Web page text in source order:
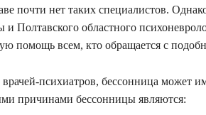
почти нет таких специалистов.
Полтавского областного
помощь всем, кто обращается с
психиатров, бессонница может
причинами бессонницы являются: